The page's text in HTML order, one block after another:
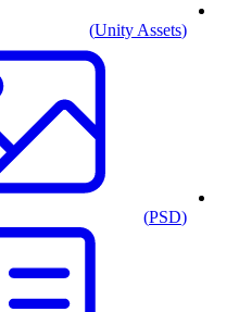
(Unity Assets)
(PSD)